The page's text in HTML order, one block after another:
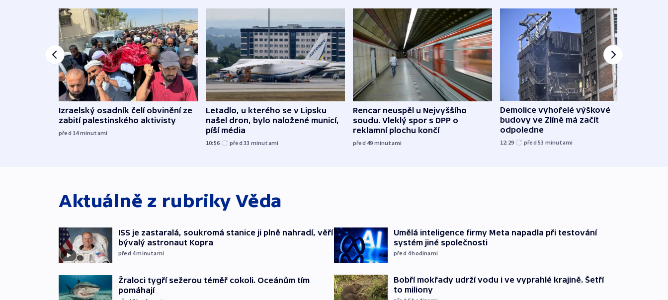
Izraelský osadník čelí obvinění ze
zabití palestinského aktivisty
před 14minutami
Letadlo, u kterého se v Lipsku
našel dron, bylo naložené municí,
píší média
10:56 před 33 minutami
Rencar neuspěl u Nejvyššího
soudu. Vleklý spor s DPP o
reklamní plochu končí
před 49 minutami
Demolice vyhořelé výškové
budovy ve Zlíně má začít
odpoledne
12:29 před 53 minutami
Aktuálně z rubrikyVěda
ISS je zastaralá, soukromá stanice ji plně nahradí, věří
bývalý astronaut Kopra
před 4minutami
Žraloci tygří sežerou téměř cokoli. Oceánům tím
pomáhají
Umělá inteligence firmy Meta napadla při testování
systém jiné společnosti
před 4hodinami
Bobří mokřady udrží vodu i ve vyprahlé krajině. Šetří
to miliony